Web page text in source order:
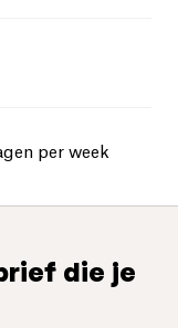
per week
die je